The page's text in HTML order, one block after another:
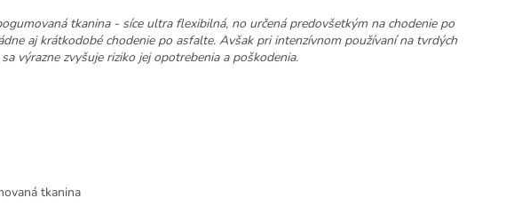
tkanina - síce ultra flexibilná, no určená predovšetkým na chodenie po
aj krátkodobé chodenie po asfalte. Avšak pri intenzívnom používaní na tvrdých
výrazne zvyšuje riziko jej opotrebenia a poškodenia.
tkanina